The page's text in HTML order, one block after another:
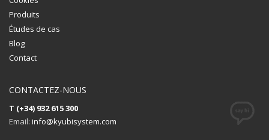
Produits
Études de cas
Blog
Contact
CONTACTEZ-NOUS
T (+34) 932 615 300
Email: info@kyubisystem.com